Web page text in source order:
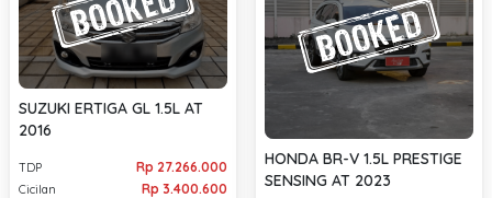
SUZUKI ERTIGA GL 1.5L AT
2016
TDP Rp 27.266.000
Cicilan
Rp 3.400.600
HONDA BR-V 1.5L PRESTIGE
SENSING AT 2023